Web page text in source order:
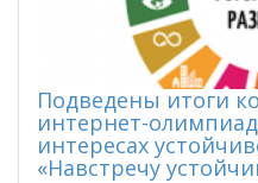
Подведены итоги
интернет-
интересах
«Навстречу